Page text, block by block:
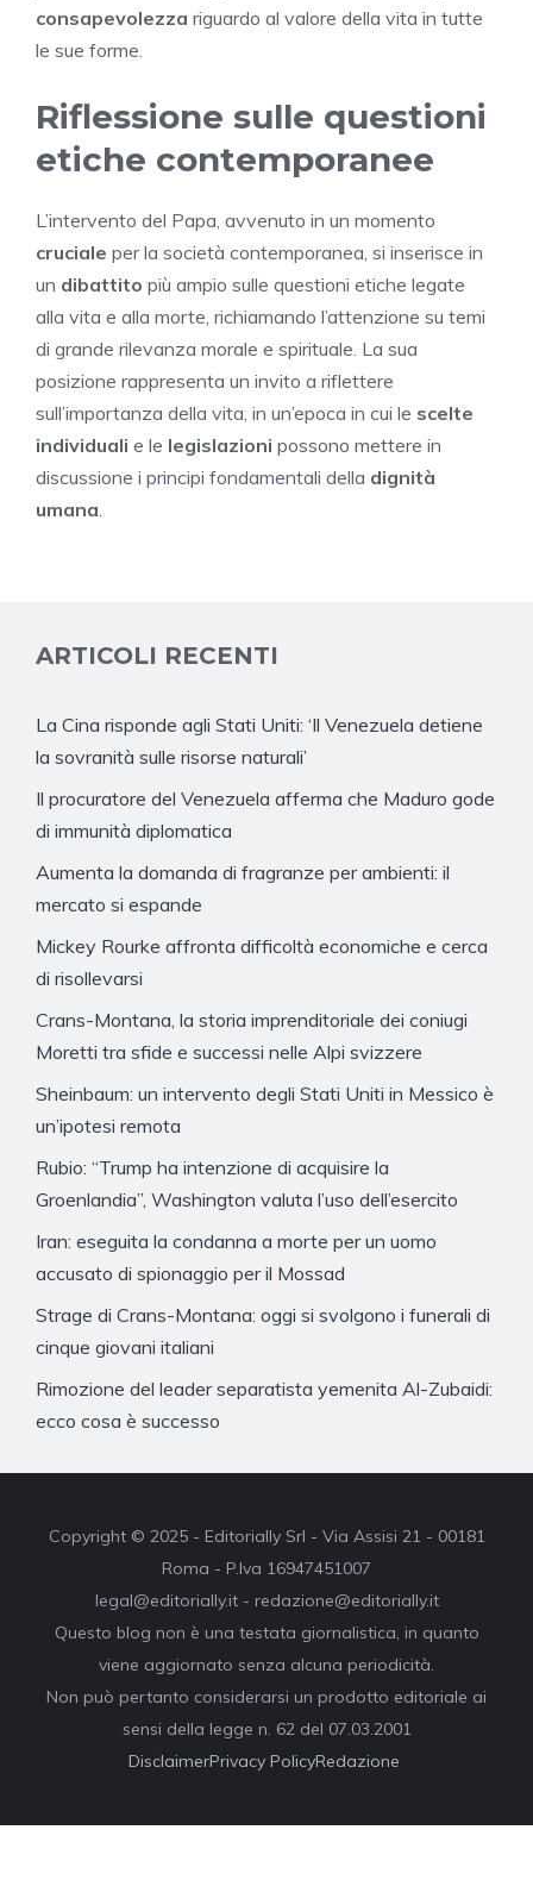
consapevolezza riguardo al valore della vita in tutte
le sue forme.
Riflessione sulle questioni
etiche contemporanee
L’intervento del Papa, avvenuto in un momento
cruciale per la società contemporanea, si inserisce in
un dibattito più ampio sulle questioni etiche legate
alla vita e alla morte, richiamando l’attenzione su temi
di grande rilevanza morale e spirituale. La sua
posizione rappresenta un invito a riflettere
sull’importanza della vita, in un’epoca in cui le scelte
individuali e le legislazioni possono mettere in
discussione i principi fondamentali della dignità
umana.
ARTICOLI RECENTI
La Cina risponde agli Stati Uniti: ‘Il Venezuela detiene
la sovranità sulle risorse naturali’
Il procuratore del Venezuela afferma che Maduro gode
di immunità diplomatica
Aumenta la domanda di fragranze per ambienti: il
mercato si espande
Mickey Rourke affronta difficoltà economiche e cerca
di risollevarsi
Crans-Montana, la storia imprenditoriale dei coniugi
Moretti tra sfide e successi nelle Alpi svizzere
Sheinbaum: un intervento degli Stati Uniti in Messico è
un’ipotesi remota
Rubio: “Trump ha intenzione di acquisire la
Groenlandia”, Washington valuta l’uso dell’esercito
Iran: eseguita la condanna a morte per un uomo
accusato di spionaggio per il Mossad
Strage di Crans-Montana: oggi si svolgono i funerali di
cinque giovani italiani
Rimozione del leader separatista yemenita Al-Zubaidi:
ecco cosa è successo
Copyright © 2025 - Editorially Srl - Via Assisi 21 - 00181
Roma - P.Iva 16947451007
legal@editorially.it - redazione@editorially.it
Questo blog non è una testata giornalistica, in quanto
viene aggiornato senza alcuna periodicità.
Non può pertanto considerarsi un prodotto editoriale ai
sensi della legge n. 62 del 07.03.2001
DisclaimerPrivacy PolicyRedazione